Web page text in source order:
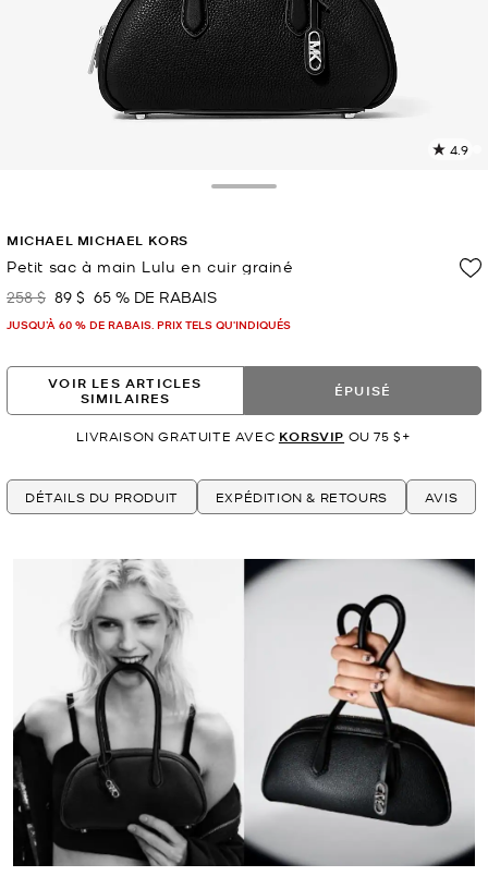
4.9
MICHAEL MICHAEL KORS
Petit sac à main Lulu en cuir grainé
était
258 $ maintenant
89 $ 65 % DE RABAIS
JUSQU’À 60 % DE RABAIS. PRIX TELS QU'INDIQUÉS
VOIR LES ARTICLES
SIMILAIRES
ÉPUISÉ
LIVRAISON GRATUITE AVEC KORSVIP OU 75 $+
DÉTAILS DU PRODUIT EXPÉDITION & RETOURS AVIS